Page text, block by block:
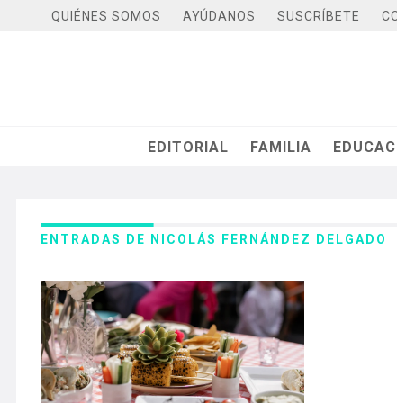
QUIÉNES SOMOS AYÚDANOS SUSCRÍBETE
EDITORIAL FAMILIA
ENTRADAS DE NICOLÁS FERNÁNDEZ DELGADO